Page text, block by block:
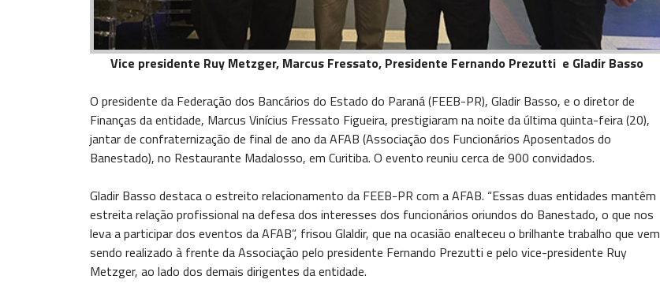
Vice presidente Ruy Metzger, Marcus Fressato, Presidente Fernando Prezutti e Gladir Basso
O presidente da Federação dos Bancários do Estado do Paraná (FEEB-PR), Gladir Basso, e o diretor de
Finanças da entidade, Marcus Vinícius Fressato Figueira, prestigiaram na noite da última quinta-feira (20),
jantar de confraternização de final de ano da AFAB (Associação dos Funcionários Aposentados do
Banestado), no Restaurante Madalosso, em Curitiba. O evento reuniu cerca de 900 convidados.
Gladir Basso destaca o estreito relacionamento da FEEB-PR com a AFAB. “Essas duas entidades mantêm
estreita relação profissional na defesa dos interesses dos funcionários oriundos do Banestado, o que nos
leva a participar dos eventos da AFAB”, frisou Glaldir, que na ocasião enalteceu o brilhante trabalho que vem
sendo realizado à frente da Associação pelo presidente Fernando Prezutti e pelo vice-presidente Ruy
Metzger, ao lado dos demais dirigentes da entidade.